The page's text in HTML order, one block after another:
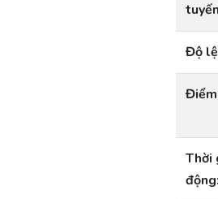
Độ
Thời
động: